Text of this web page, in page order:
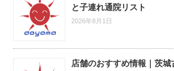
と子連れ通院リスト
2026年8月1日
店舗のおすすめ情報｜茨